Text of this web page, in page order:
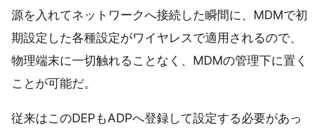
源を入れてネットワークへ接続した瞬間に、MDMで初
期設定した各種設定がワイヤレスで適用されるので、
物理端末に一切触れることなく、MDMの管理下に置く
ことが可能だ。
従来はこのDEPもADPへ登録して設定する必要があっ